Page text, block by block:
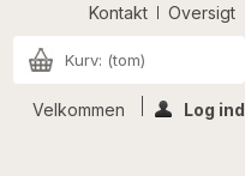
Kontakt Oversigt
Kurv: (tom)
Velkommen Log ind